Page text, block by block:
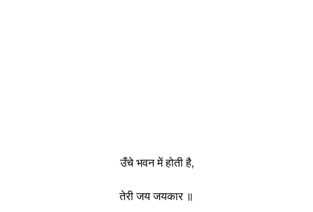
उँचे भवन में होती है,
तेरी जय जयकार ॥